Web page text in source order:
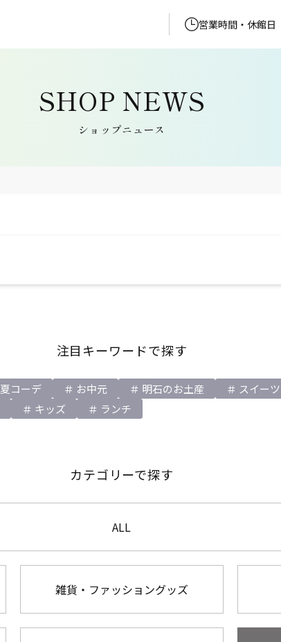
営業時間・休館日
ショップニュース
注目キーワードで探す
夏コーデ お中元 明石のお土産 スイーツ
キッズ ランチ
カテゴリーで探す
ALL
雑貨・ファッショングッズ